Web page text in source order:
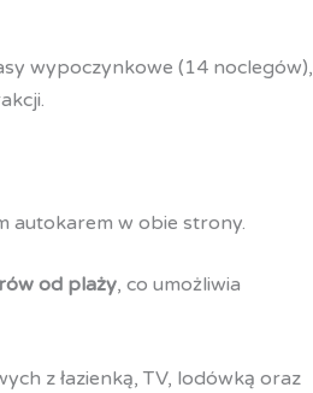
wypoczynkowe (14 noclegów),
autokarem w obie strony.
od plaży, co umożliwia
z łazienką, TV, lodówką oraz